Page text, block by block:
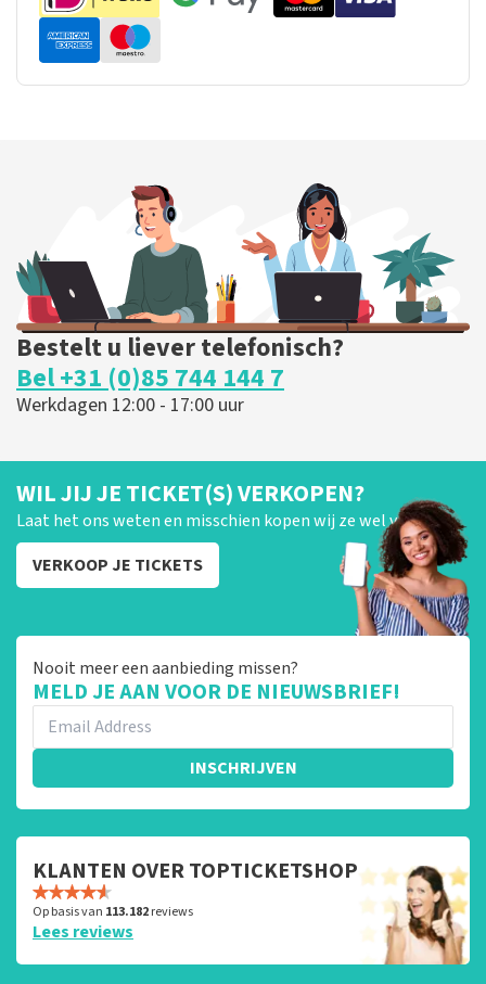
Bestelt u liever telefonisch?
Bel +31 (0)85 744 144 7
Werkdagen 12:00 - 17:00 uur
WIL JIJ JE TICKET(S) VERKOPEN?
Laat het ons weten en misschien kopen wij ze wel van je!
VERKOOP JE TICKETS
Nooit meer een aanbieding missen?
MELD JE AAN VOOR DE NIEUWSBRIEF!
INSCHRIJVEN
KLANTEN OVER TOPTICKETSHOP
Op basis van 113.182reviews
Lees reviews